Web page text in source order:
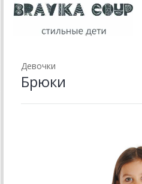
Девочки
Брюки